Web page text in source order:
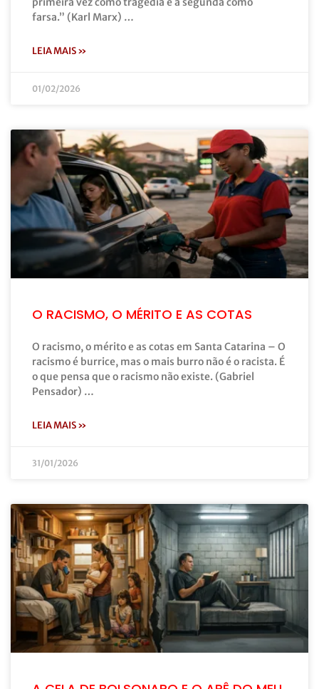
farsa.” (Karl Marx) …
LEIA MAIS »
01/02/2026
O RACISMO, O MÉRITO E AS COTAS
O racismo, o mérito e as cotas em Santa Catarina – O
racismo é burrice, mas o mais burro não é o racista. É
o que pensa que o racismo não existe. (Gabriel
Pensador) …
LEIA MAIS »
31/01/2026